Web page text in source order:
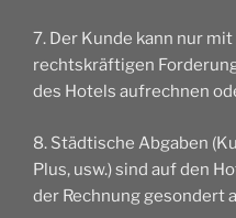
7. Der Kunde kann nur
rechtskräftigen
des Hotels aufrechnen
8. Städtische Abgaben
Plus, usw.) sind auf den
der Rechnung gesondert